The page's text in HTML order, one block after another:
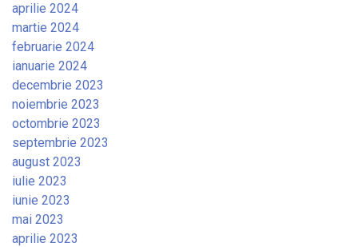
aprilie 2024
martie 2024
februarie 2024
ianuarie 2024
decembrie 2023
noiembrie 2023
octombrie 2023
septembrie 2023
august 2023
iulie 2023
iunie 2023
mai 2023
aprilie 2023